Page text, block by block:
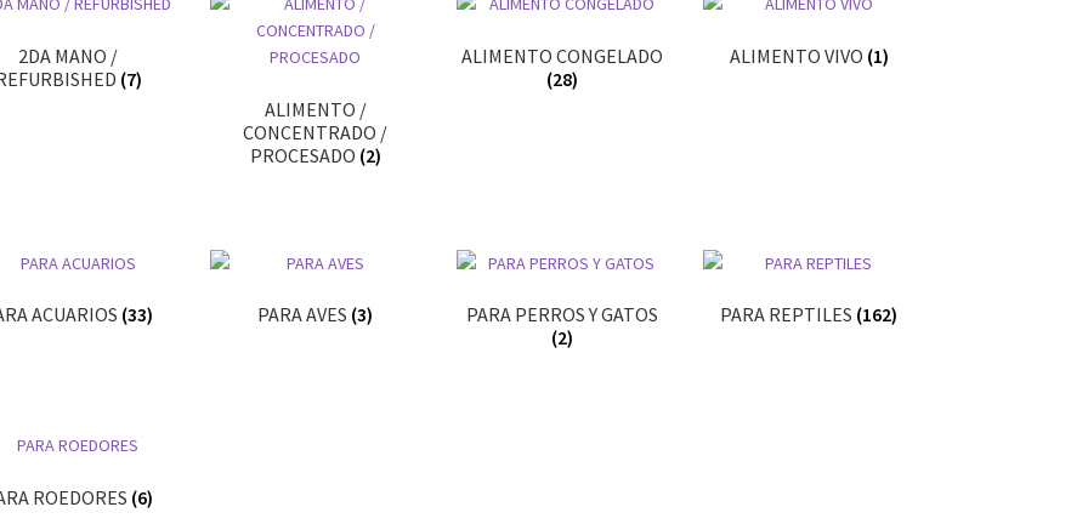
2DA MANO /
(7)
ALIMENTO /
CONCENTRADO /
PROCESADO (2)
ALIMENTO CONGELADO
(28)
ALIMENTO VIVO (1)
ACUARIOS (33) PARA AVES (3)
PARA PERROS Y GATOS
(2)
PARA REPTILES (162)
ROEDORES (6)